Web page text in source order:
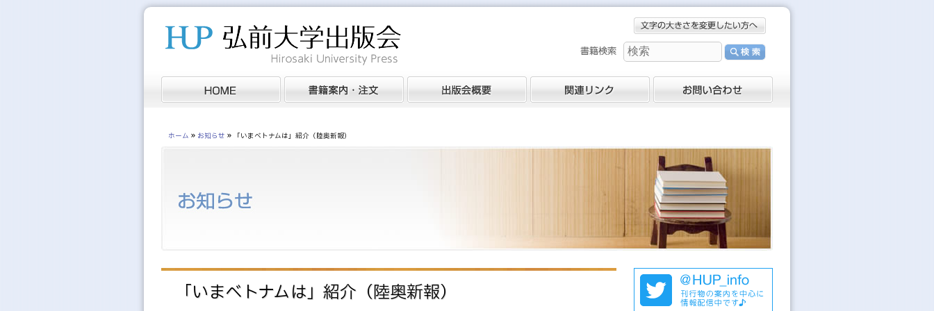
ホーム » お知らせ » 「いまベトナムは」紹介（陸奥新報）
「いまベトナムは」紹介（陸奥新報）